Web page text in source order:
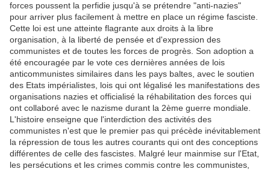
forces poussent la perfidie jusqu'à se prétendre "anti-nazies"
pour arriver plus facilement à mettre en place un régime fasciste.
Cette loi est une atteinte flagrante aux droits à la libre
organisation, à la liberté de pensée et d'expression des
communistes et de toutes les forces de progrès. Son adoption a
été encouragée par le vote ces dernières années de lois
anticommunistes similaires dans les pays baltes, avec le soutien
des Etats impérialistes, lois qui ont légalisé les manifestations des
organisations nazies et officialisé la réhabilitation des forces qui
ont collaboré avec le nazisme durant la 2ème guerre mondiale.
L'histoire enseigne que l'interdiction des activités des
communistes n'est que le premier pas qui précède inévitablement
la répression de tous les autres courants qui ont des conceptions
différentes de celle des fascistes. Malgré leur mainmise sur l'Etat,
les persécutions et les crimes commis contre les communistes,